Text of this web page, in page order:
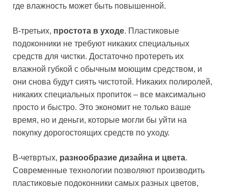
где влажность может быть повышенной.
В-третьих, простота в уходе. Пластиковые
подоконники не требуют никаких специальных
средств для чистки. Достаточно протереть их
влажной губкой с обычным моющим средством, и
они снова будут сиять чистотой. Никаких полиролей,
никаких специальных пропиток – все максимально
просто и быстро. Это экономит не только ваше
время, но и деньги, которые могли бы уйти на
покупку дорогостоящих средств по уходу.
В-четвртых, разнообразие дизайна и цвета.
Современные технологии позволяют производить
пластиковые подоконники самых разных цветов,